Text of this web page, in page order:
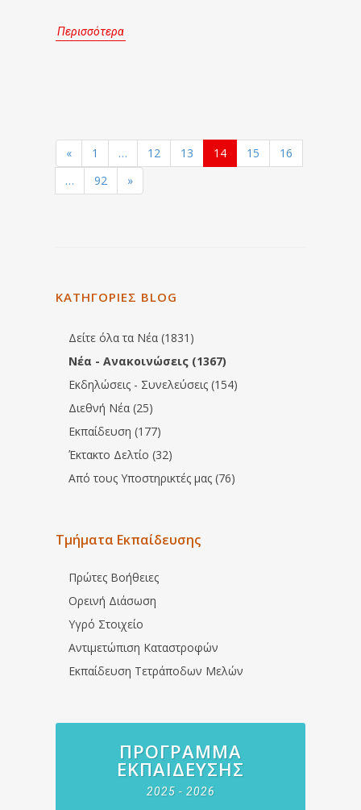
Περισσότερα
« 1 … 12 13 14 15
16
…
92 »
ΚΑΤΗΓΟΡΙΕΣ BLOG
Δείτε όλα τα Νέα (1831)
Νέα - Ανακοινώσεις (1367)
Εκδηλώσεις - Συνελεύσεις (154)
Διεθνή Νέα (25)
Εκπαίδευση (177)
Έκτακτο Δελτίο (32)
Από τους Υποστηρικτές μας (76)
Τμήματα Εκπαίδευσης
Πρώτες Βοήθειες
Ορεινή Διάσωση
Υγρό Στοιχείο
Αντιμετώπιση Καταστροφών
Εκπαίδευση Τετράποδων Μελών
ΠΡΌΓΡΑΜΜΑ
ΕΚΠΑΊΔΕΥΣΗΣ
2025 - 2026